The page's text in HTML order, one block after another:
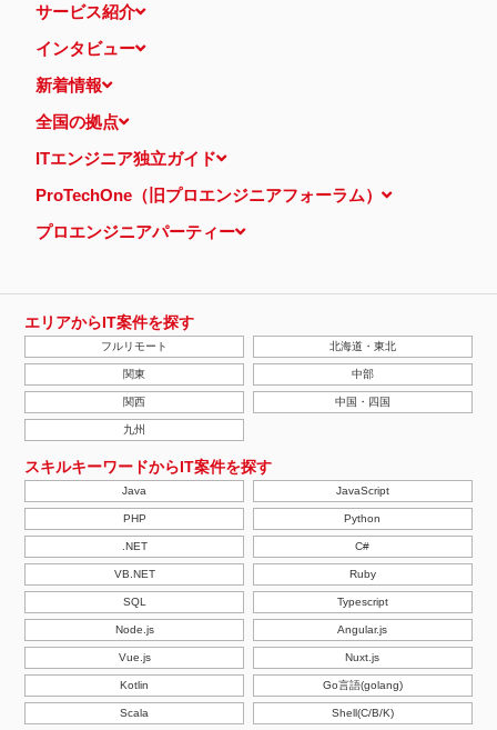
サービス紹介
インタビュー
新着情報
全国の拠点
ITエンジニア独立ガイド
ProTechOne（旧プロエンジニアフォーラム）
プロエンジニアパーティー
エリアからIT案件を探す
フルリモート 北海道・東北
関東 中部
関西 中国・四国
九州
スキルキーワードからIT案件を探す
Java JavaScript
PHP Python
.NET C#
VB.NET Ruby
SQL Typescript
Node.js Angular.js
Vue.js Nuxt.js
Kotlin Go言語(golang)
Scala Shell(C/B/K)